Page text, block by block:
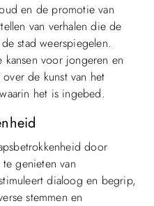
en de promotie van
van verhalen die de
stad weerspiegelen.
kansen voor jongeren en
de kunst van het
het is ingebed.
door
genieten van
dialoog en begrip,
stemmen en